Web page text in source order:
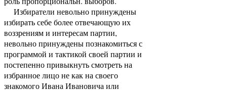
Избиратели невольно принуждены
избирать себе более отвечающую их
воззрениям и интересам партии,
невольно принуждены познакомиться с
программой и тактикой своей партии и
постепенно привыкнуть смотреть на
избранное лицо не как на своего
знакомого Ивана Ивановича или